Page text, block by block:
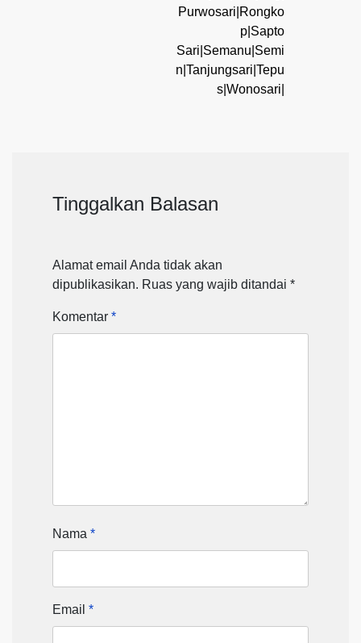
Purwosari|Rongko
p|Sapto
Sari|Semanu|Semi
n|Tanjungsari|Tepu
s|Wonosari|
Tinggalkan Balasan
Alamat email Anda tidak akan
dipublikasikan. Ruas yang wajib ditandai *
Komentar *
Nama *
Email *